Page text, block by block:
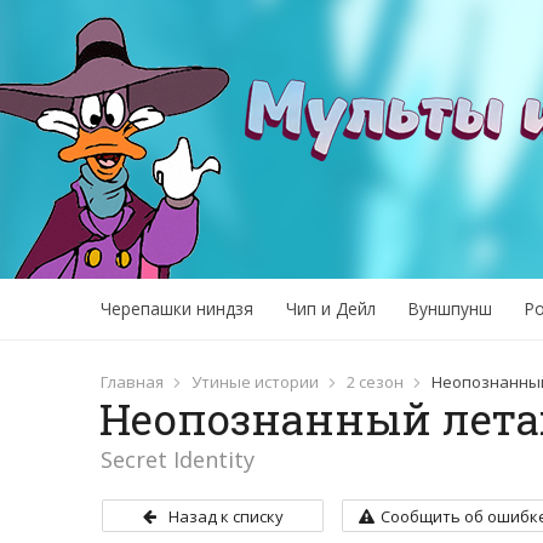
Черепашки ниндзя Чип и Дейл Вуншпунш
Главная Утиные истории 2 сезон
Неопознанный
Secret Identity
Назад к списку Сообщить об